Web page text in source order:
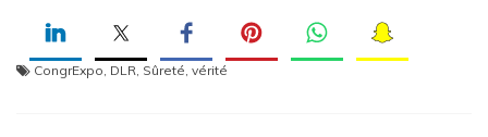
CongrExpo DLR Sûreté vérité